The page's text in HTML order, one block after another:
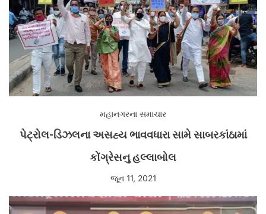
મહાનગરના સમાચાર
પેટ્રોલ-ડિઝલના અસહ્ય ભાવવધારા સામે સાબરકાંઠામાં
કોંગ્રેસનુ હલ્લાબોલ
જૂન 11, 2021